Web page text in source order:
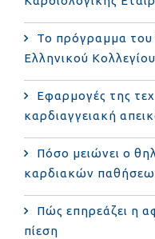
Το πρόγραμμα του
Ελληνικού
Εφαρμογές της
καρδιαγγειακή
Πόσο μειώνει ο
καρδιακών
Πώς επηρεάζει η
πίεση